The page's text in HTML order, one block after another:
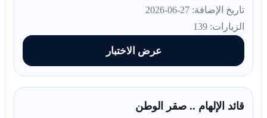
تاريخ الإضافة: 27-06-2026
الزيارات: 139
عرض الاختبار
قائد الإلهام .. صقر الوطن